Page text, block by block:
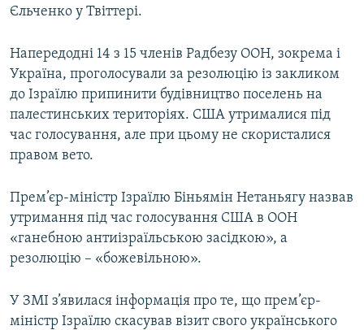
Усі сайти RFE/RL
Єльченко у Твіттері.
Напередодні 14 з 15 членів Радбезу ООН, зокрема і
Україна, проголосували за резолюцію із закликом
до Ізраїлю припинити будівництво поселень на
палестинських територіях. США утрималися під
час голосування, але при цьому не скористалися
правом вето.
Прем’єр-міністр Ізраїлю Біньямін Нетаньягу назвав
утримання під час голосування США в ООН
«ганебною антиізраїльською засідкою», а
резолюцію – «божевільною».
У ЗМІ з’явилася інформація про те, що прем’єр-
міністр Ізраїлю скасував візит свого українського